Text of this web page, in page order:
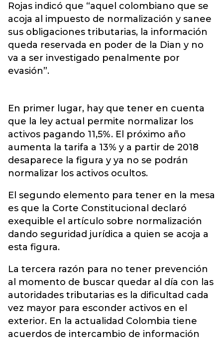
Rojas indicó que “aquel colombiano que se
acoja al impuesto de normalización y sanee
sus obligaciones tributarias, la información
queda reservada en poder de la Dian y no
va a ser investigado penalmente por
evasión”.
En primer lugar, hay que tener en cuenta
que la ley actual permite normalizar los
activos pagando 11,5%. El próximo año
aumenta la tarifa a 13% y a partir de 2018
desaparece la figura y ya no se podrán
normalizar los activos ocultos.
El segundo elemento para tener en la mesa
es que la Corte Constitucional declaró
exequible el artículo sobre normalización
dando seguridad jurídica a quien se acoja a
esta figura.
La tercera razón para no tener prevención
al momento de buscar quedar al día con las
autoridades tributarias es la dificultad cada
vez mayor para esconder activos en el
exterior. En la actualidad Colombia tiene
acuerdos de intercambio de información